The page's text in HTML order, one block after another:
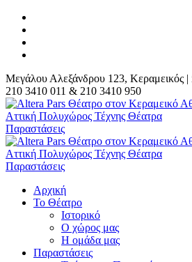
Μεγάλου Αλεξάνδρου 123, Κεραμεικός |
210 3410 011 & 210 3410 950
Αρχική
Το Θέατρο
Ιστορικό
Ο χώρος μας
Η ομάδα μας
Παραστάσεις